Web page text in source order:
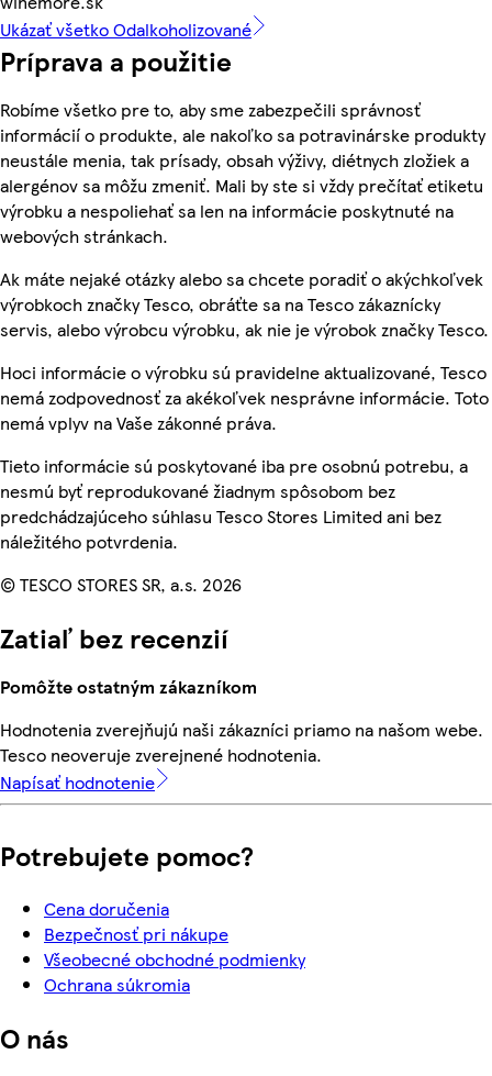
Ukázať všetko Odalkoholizované
Príprava a použitie
Robíme všetko pre to, aby sme zabezpečili správnosť
informácií o produkte, ale nakoľko sa potravinárske produkty
neustále menia, tak prísady, obsah výživy, diétnych zložiek a
alergénov sa môžu zmeniť. Mali by ste si vždy prečítať etiketu
výrobku a nespoliehať sa len na informácie poskytnuté na
webových stránkach.
Ak máte nejaké otázky alebo sa chcete poradiť o akýchkoľvek
výrobkoch značky Tesco, obráťte sa na Tesco zákaznícky
servis, alebo výrobcu výrobku, ak nie je výrobok značky Tesco.
Hoci informácie o výrobku sú pravidelne aktualizované, Tesco
nemá zodpovednosť za akékoľvek nesprávne informácie. Toto
nemá vplyv na Vaše zákonné práva.
Tieto informácie sú poskytované iba pre osobnú potrebu, a
nesmú byť reprodukované žiadnym spôsobom bez
predchádzajúceho súhlasu Tesco Stores Limited ani bez
náležitého potvrdenia.
© TESCO STORES SR, a.s. 2026
Zatiaľ bez recenzií
Pomôžte ostatným zákazníkom
Hodnotenia zverejňujú naši zákazníci priamo na našom webe.
Tesco neoveruje zverejnené hodnotenia.
Napísať hodnotenie
Potrebujete pomoc?
Cena doručenia
Bezpečnosť pri nákupe
Všeobecné obchodné podmienky
Ochrana súkromia
O nás